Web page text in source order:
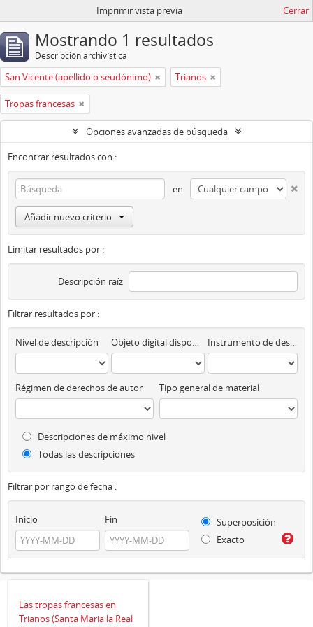
Imprimir vista previa Cerrar
Mostrando 1 resultados
Descripción archivística
San Vicente (apellido o seudónimo) Trianos
Tropas francesas
Opciones avanzadas de búsqueda
Encontrar resultados con :
en
Añadir nuevo criterio
Limitar resultados por :
Descripción raíz
Filtrar resultados por :
Nivel de descripción Objeto digital disponibles Instrumento de descripción
Régimen de derechos de autor Tipo general de material
Descripciones de máximo nivel
Todas las descripciones
Filtrar por rango de fecha :
Inicio Fin
Superposición
Exacto
Las tropas francesas en
Trianos (Santa Maria la Real